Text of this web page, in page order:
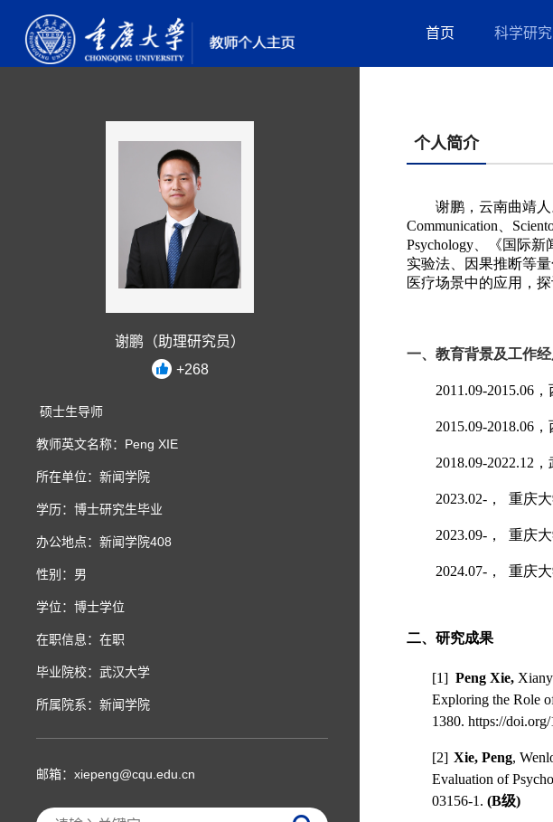
首页 科学研究
谢鹏（助理研究员）
+268
硕士生导师
教师英文名称：Peng XIE
所在单位：新闻学院
学历：博士研究生毕业
办公地点：新闻学院408
性别：男
学位：博士学位
在职信息：在职
毕业院校：武汉大学
所属院系：新闻学院
邮箱： xiepeng@cqu.edu.cn
个人简介